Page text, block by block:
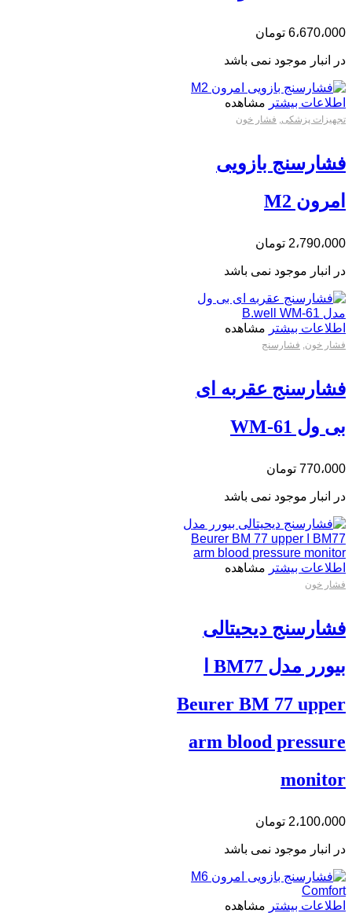
6،670،000 تومان
در انبار موجود نمی باشد
اطلاعات بیشتر مشاهده
تجهیزات پزشکی, فشار خون
فشارسنج بازویی
امرون M2
2،790،000 تومان
در انبار موجود نمی باشد
اطلاعات بیشتر مشاهده
فشار خون, فشارسنج
فشارسنج عقربه ای
بی ول WM-61
770،000 تومان
در انبار موجود نمی باشد
اطلاعات بیشتر مشاهده
فشار خون
فشارسنج دیحیتالی
Beurer BM 77 upper
arm blood pressure
monitor
2،100،000 تومان
در انبار موجود نمی باشد
اطلاعات بیشتر مشاهده